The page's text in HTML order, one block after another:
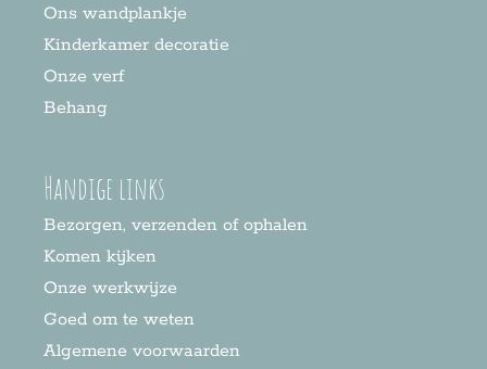
Ons wandplankje
Kinderkamer decoratie
Onze verf
Behang
Handige links
Bezorgen, verzenden of ophalen
Komen kijken
Onze werkwijze
Goed om te weten
Algemene voorwaarden